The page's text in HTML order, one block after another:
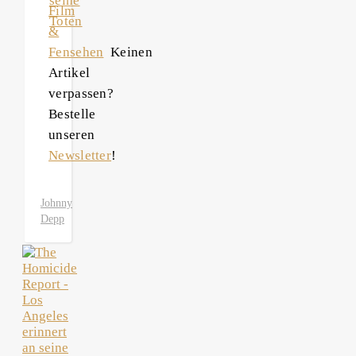
Toten
Film
&
Fensehen Keinen
Artikel
verpassen?
Bestelle
unseren
Newsletter!
Johnny
Depp